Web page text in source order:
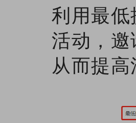
利用最
活动，
从而提